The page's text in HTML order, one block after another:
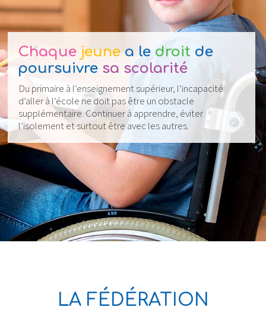
Chaque jeune a le droit de
poursuivre sa scolarité
Du primaire à l’enseignement supérieur, l’incapacité
d’aller à l’école ne doit pas être un obstacle
supplémentaire. Continuer à apprendre, éviter
l’isolement et surtout être avec les autres.
LA FÉDÉRATION